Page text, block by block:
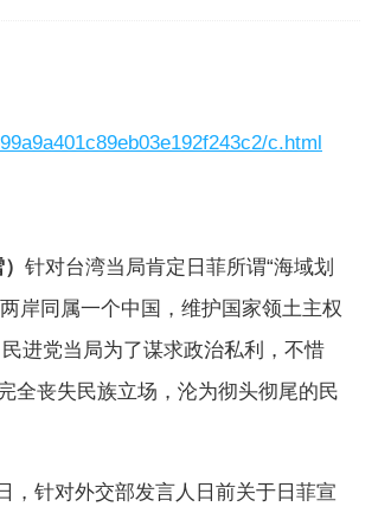
c.html
针对台湾当局肯定日菲所谓“海域划
岸同属一个中国，维护国家领土主权
进党当局为了谋求政治私利，不惜
全丧失民族立场，沦为彻头彻尾的民
针对外交部发言人日前关于日菲宣